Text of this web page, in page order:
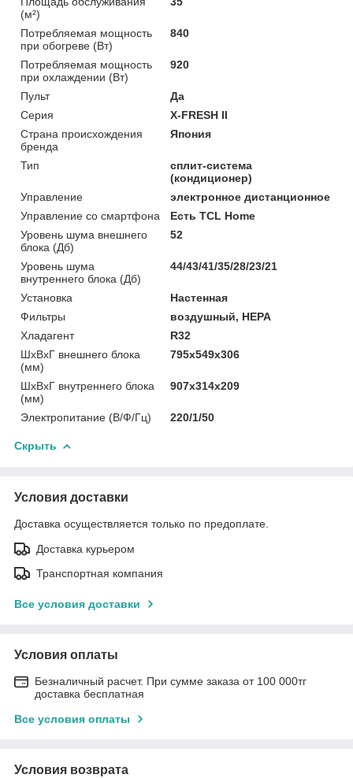
(м²)
Потребляемая мощность
при обогреве (Вт)
840
Потребляемая мощность
при охлаждении (Вт)
920
Пульт
Да
Серия
X-FRESH II
Страна происхождения
бренда
Япония
Тип
сплит-система
(кондиционер)
Управление
электронное дистанционное
Управление со смартфона
Есть TCL Home
Уровень шума внешнего
блока (Дб)
52
Уровень шума
внутреннего блока (Дб)
44/43/41/35/28/23/21
Установка
Настенная
Фильтры
воздушный, HEPA
Хладагент
R32
ШxВxГ внешнего блока
(мм)
795х549х306
ШxВxГ внутреннего блока
(мм)
907х314х209
Электропитание (В/Ф/Гц) 220/1/50
Скрыть
Условия доставки
Доставка осуществляется только по предоплате.
Доставка курьером
Транспортная компания
Все условия доставки
Условия оплаты
Безналичный расчет. При сумме заказа от 100 000тг
доставка бесплатная
Все условия оплаты
Условия возврата